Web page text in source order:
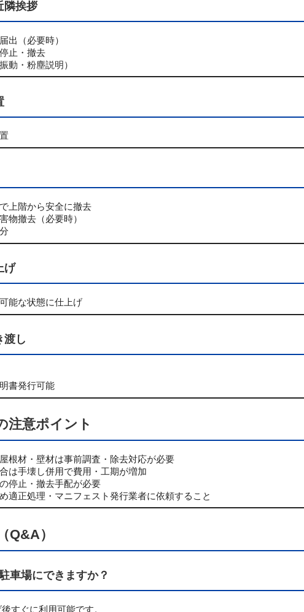
隣挨拶
出（必要時）
止・撤去
動・粉塵説明）
上階から安全に撤去
物撤去（必要時）
げ
能な状態に仕上げ
し
書発行可能
注意ポイント
根材・壁材は事前調査・除去対応が必要
は手壊し併用で費用・工期が増加
停止・撤去手配が必要
適正処理・マニフェスト発行業者に依頼すること
Q&A）
車場にできますか？
すぐに利用可能です。